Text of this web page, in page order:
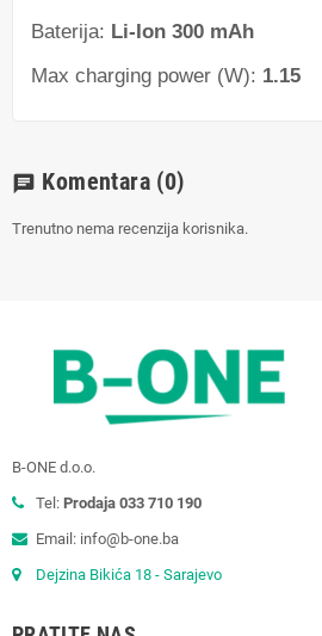
Baterija: Li-Ion 300 mAh
Max charging power (W): 1.15
chat Komentara (0)
Trenutno nema recenzija korisnika.
B-ONE d.o.o.
Tel: Prodaja 033 710 190
Email: info@b-one.ba
Dejzina Bikića 18 - Sarajevo